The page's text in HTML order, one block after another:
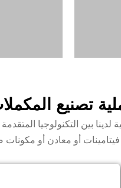
تصنيع
بين التكنولوجيا
أو معادن أو